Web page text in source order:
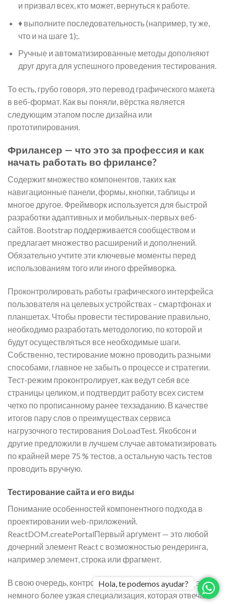
и призвал всех, кто может, вернуться к работе.
♦ выполните последовательность (например, ту же,
что и на шаге 1);.
Ручные и автоматизированные методы дополняют
друг друга для успешного проведения тестирования.
То есть, грубо говоря, это перевод графического макета
в веб-формат. Как вы поняли, вёрстка является
следующим этапом после дизайна или
прототипирования.
Фрилансер — что это за профессия и как
начать работать во фрилансе?
Содержит множество компонентов, таких как
навигационные панели, формы, кнопки, таблицы и
многое другое. Фреймворк используется для быстрой
разработки адаптивных и мобильных-первых веб-
сайтов. Bootstrap поддерживается сообществом и
предлагает множество расширений и дополнений.
Обязательно учтите эти ключевые моменты перед
использованиям того или иного фреймворка.
Проконтролировать работы графического интерфейса
пользователя на целевых устройствах – смартфонах и
планшетах. Чтобы провести тестирование правильно,
необходимо разработать методологию, по которой и
будут осуществляться все необходимые шаги.
Собственно, тестирование можно проводить разными
способами, главное не забыть о процессе и стратегии.
Тест-режим проконтролирует, как ведут себя все
страницы целиком, и подтвердит работу всех систем
четко по прописанному ранее техзаданию. В качестве
итогов пару слов о преимуществах сервиса
нагрузочного тестирования DoLoadTest. Якобсон и
другие предложили в лучшем случае автоматизировать
по крайней мере 75 % тестов, а остальную часть тестов
проводить вручную.
Тестирование сайта и его виды
Понимание особенностей компонентного подхода в
проектировании web-приложений.
ReactDOM.createPortalПервый аргумент — это любой
дочерний элемент React с возможностью рендеринга,
например элемент, строка или фрагмент.
В свою очередь, контроль качества приложения — это
немного более узкая специализация, которая отвечает
Hola, te podemos ayudar?